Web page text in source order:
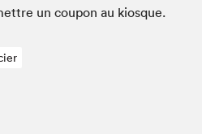
un coupon au kiosque.